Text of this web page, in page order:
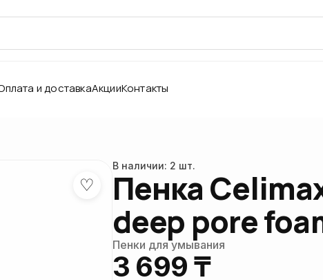
и доставкаАкцииКонтакты
♡
В наличии: 2 шт.
Пенка
deep pore
Пенки для умывания
3 699 ₸